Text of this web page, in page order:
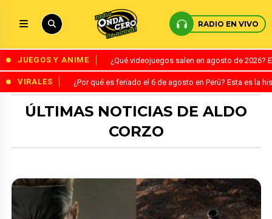
RADIO EN VIVO
JUEGOS Y ANIME ¿Qué videojuegos salen en agosto de
VIRALES ¿Por qué es feriado el 6 de agosto en Perú? Esta es la
ÚLTIMAS NOTICIAS DE ALDO
CORZO